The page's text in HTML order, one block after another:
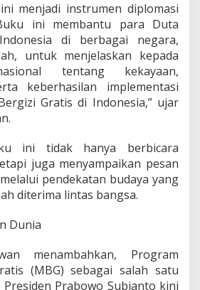
I
n
s
t
r
u
m
i
p
l
o
a
K
u
l
menjadi instrumen diplomasi
ini membantu para Duta
di berbagai negara,
untuk menjelaskan kepada
tentang kekayaan,
keberhasilan implementasi
Gratis di Indonesia,” ujar
ini tidak hanya berbicara
juga menyampaikan pesan
pendekatan budaya yang
diterima lintas bangsa.
Dunia
menambahkan, Program
(MBG) sebagai salah satu
Prabowo Subianto kini